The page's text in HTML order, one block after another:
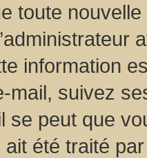
toute
information
mail, suivez
se peut que
ait été traité